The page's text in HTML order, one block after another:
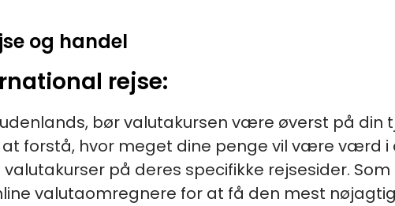
og handel
rejse:
bør valutakursen være øverst på din
forstå, hvor meget dine penge vil være værd
på deres specifikke rejsesider.
valutaomregnere for at få den mest